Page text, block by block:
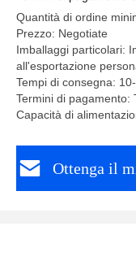
Quantità di ordine
Prezzo: Negotiate
Imballaggi particolari:
all'esportazione
Tempi di consegna:
Termini di pagamento:
Capacità di
Ottenga il